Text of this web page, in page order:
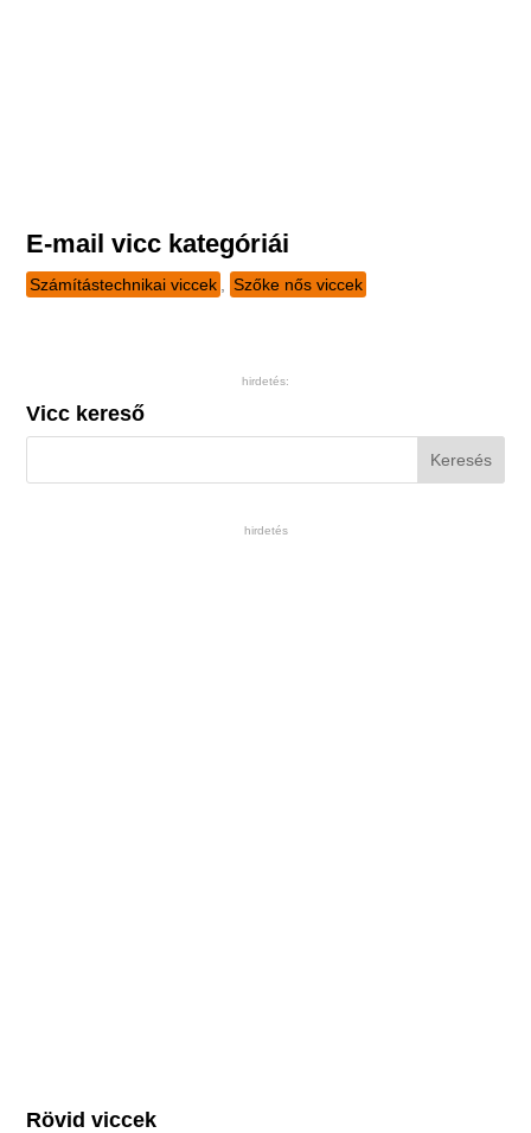
E-mail vicc kategóriái
Számítástechnikai viccek Szőke nős viccek
hirdetés:
Vicc kereső
hirdetés
Rövid viccek